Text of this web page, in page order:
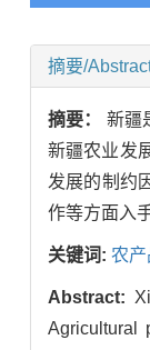
摘要/
摘要： 新疆
新疆农业发
发展的制约
作等方面入
关键词: 农产
Abstract:
Agricultural